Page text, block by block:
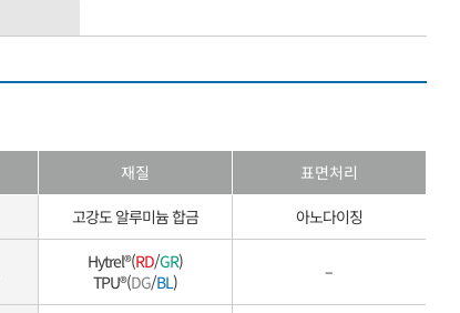
재질
표면처리
고강도 알루미늄 합금 아노다이징
Hytrel®(RD/GR)
TPU®(DG/BL) –